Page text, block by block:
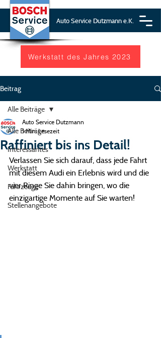
Auto Service Dutzmann e.K.
Werkstatt des Jahres 2023
Beitrag
Alle Beiträge
Interessantes
Werkstatt
Fahrzeuge
Stellenangebote
Alle Beiträge
Raffiniert bis ins Detail!
Auto Service Dutzmann
1 Min. Lesezeit
Verlassen Sie sich darauf, dass jede Fahrt
mit diesem Audi ein Erlebnis wird und die
vier Ringe Sie dahin bringen, wo die
einzigartige Momente auf Sie warten!